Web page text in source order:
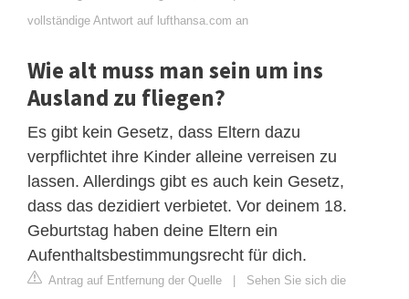
vollständige Antwort auf lufthansa.com an
Wie alt muss man sein um ins
Ausland zu fliegen?
Es gibt kein Gesetz, dass Eltern dazu
verpflichtet ihre Kinder alleine verreisen zu
lassen. Allerdings gibt es auch kein Gesetz,
dass das dezidiert verbietet. Vor deinem 18.
Geburtstag haben deine Eltern ein
Aufenthaltsbestimmungsrecht für dich.
Antrag auf Entfernung der Quelle
Sehen Sie sich die